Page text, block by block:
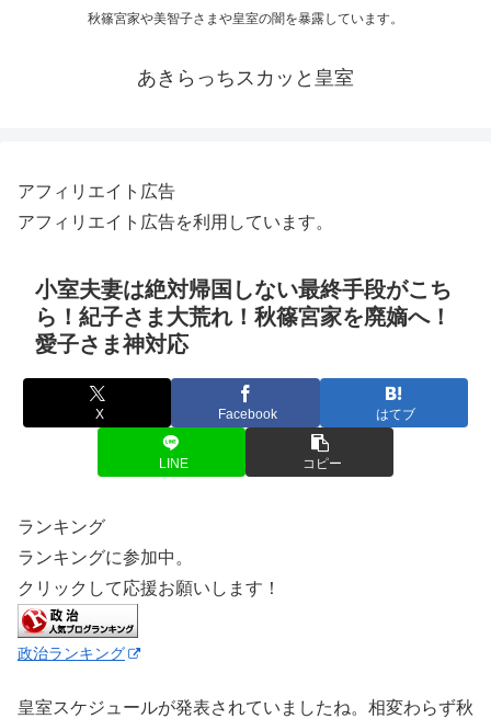
秋篠宮家や美智子さまや皇室の闇を暴露しています。
あきらっちスカッと皇室
アフィリエイト広告
アフィリエイト広告を利用しています。
小室夫妻は絶対帰国しない最終手段がこち
ら！紀子さま大荒れ！秋篠宮家を廃嫡へ！
愛子さま神対応
X Facebook はてブ
LINE コピー
ランキング
ランキングに参加中。
クリックして応援お願いします！
政治ランキング
皇室スケジュールが発表されていましたね。相変わらず秋